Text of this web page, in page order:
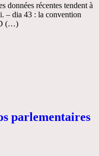
données récentes tendent à
– dia 43 : la convention
(…)
parlementaires